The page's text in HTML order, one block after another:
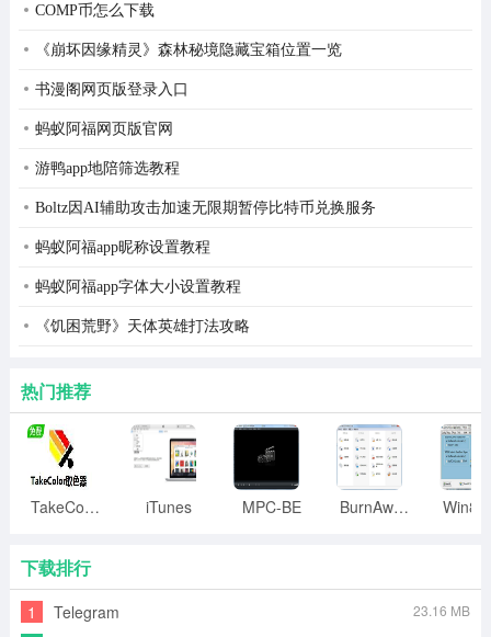
COMP币怎么下载
《崩坏因缘精灵》森林秘境隐藏宝箱位置一览
书漫阁网页版登录入口
蚂蚁阿福网页版官网
游鸭app地陪筛选教程
Boltz因AI辅助攻击加速无限期暂停比特币兑换服务
蚂蚁阿福app昵称设置教程
蚂蚁阿福app字体大小设置教程
《饥困荒野》天体英雄打法攻略
热门推荐
TakeColor取色器 iTunes MPC-BE BurnAware
下载排行
1 Telegram 23.16 MB